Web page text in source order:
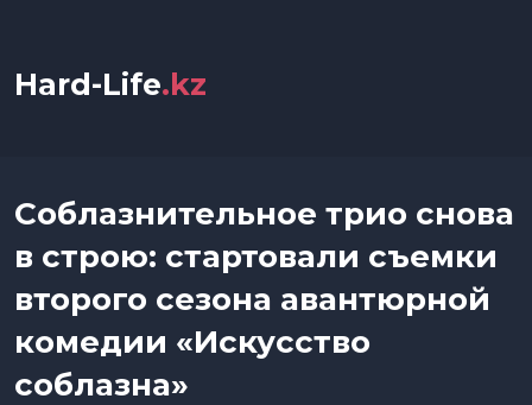
Hard-Life.kz
Соблазнительное трио снова
в строю: стартовали съемки
второго сезона авантюрной
комедии «Искусство
соблазна»